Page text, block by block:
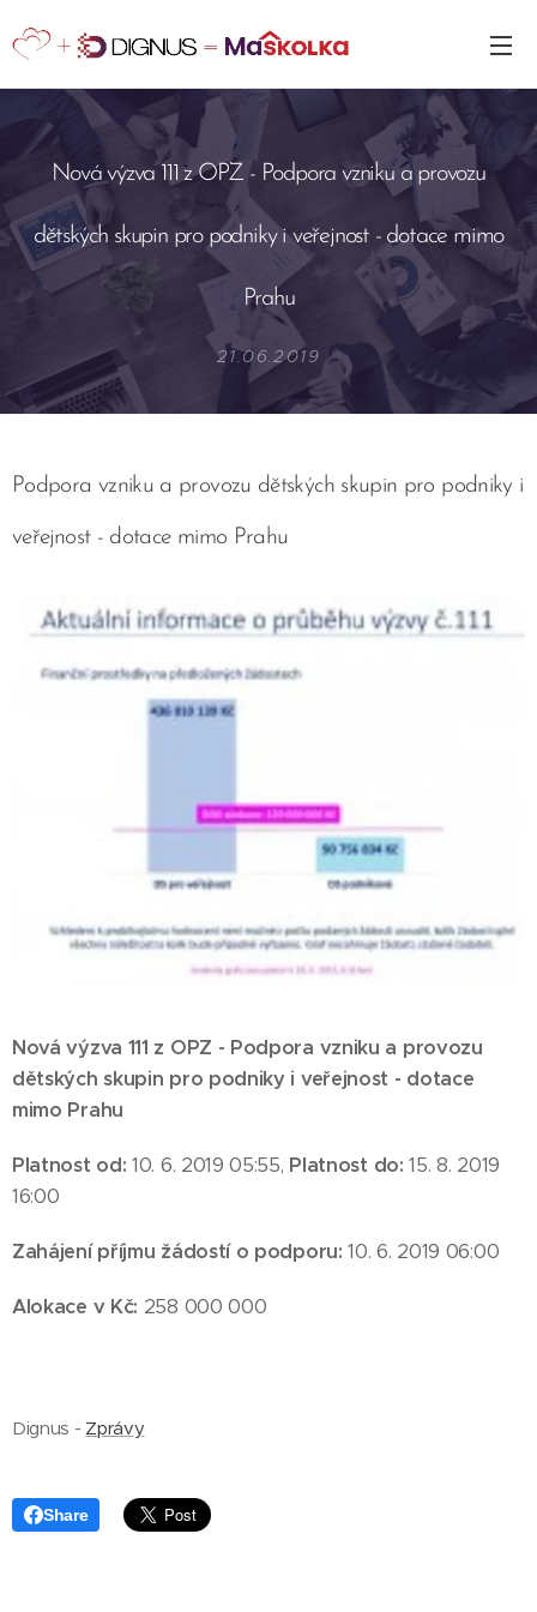
Nová výzva 111 z OPZ - Podpora vzniku a provozu
dětských skupin pro podniky i veřejnost - dotace mimo
Prahu
21.06.2019
Podpora vzniku a provozu dětských skupin pro podniky i
veřejnost - dotace mimo Prahu
Nová výzva 111 z OPZ - Podpora vzniku a provozu
dětských skupin pro podniky i veřejnost - dotace
mimo Prahu
Platnost od: 10. 6. 2019 05:55, Platnost do: 15. 8. 2019
16:00
Zahájení příjmu žádostí o podporu: 10. 6. 2019 06:00
Alokace v Kč: 258 000 000
Dignus - Zprávy
Share